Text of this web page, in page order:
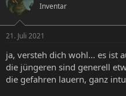
Inventar
21. Juli 2021
ja, versteh dich wohl... es ist
die jüngeren sind generell
die gefahren lauern, ganz